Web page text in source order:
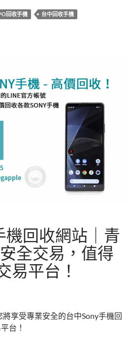
itt e
回收手機
台中回收手機
機回收網站｜青
全交易，值得
易平台！
享受專業安全的台中Sony手機回
台！